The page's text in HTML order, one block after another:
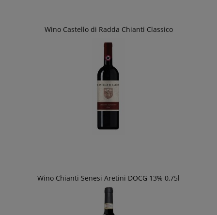
Wino Castello di Radda Chianti Classico
Wino Chianti Senesi Aretini DOCG 13% 0,75l